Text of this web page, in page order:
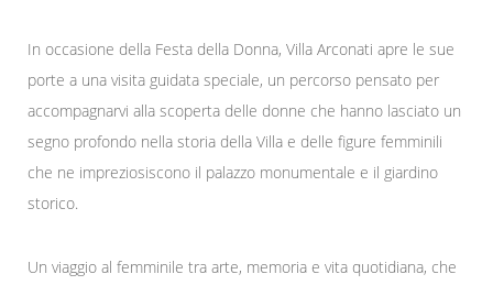
In occasione della Festa della Donna, Villa Arconati apre le sue
porte a una visita guidata speciale, un percorso pensato per
accompagnarvi alla scoperta delle donne che hanno lasciato un
segno profondo nella storia della Villa e delle figure femminili
che ne impreziosiscono il palazzo monumentale e il giardino
storico.
Un viaggio al femminile tra arte, memoria e vita quotidiana, che